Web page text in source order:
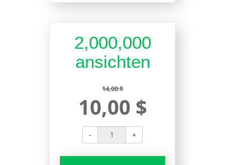
2,000,000
ansichten
14,00 $
10,00 $
- +